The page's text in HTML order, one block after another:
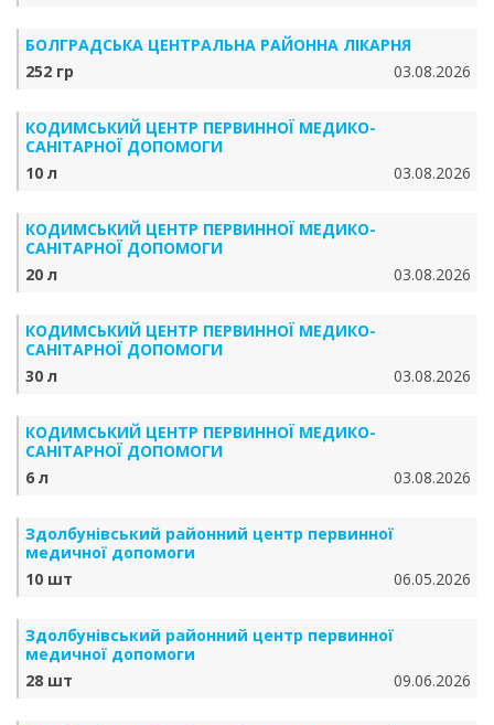
БОЛГРАДСЬКА ЦЕНТРАЛЬНА РАЙОННА ЛІКАРНЯ
252 гр
03.08.2026
КОДИМСЬКИЙ ЦЕНТР ПЕРВИННОЇ МЕДИКО-
САНІТАРНОЇ ДОПОМОГИ
10 л
03.08.2026
КОДИМСЬКИЙ ЦЕНТР ПЕРВИННОЇ МЕДИКО-
САНІТАРНОЇ ДОПОМОГИ
20 л
03.08.2026
КОДИМСЬКИЙ ЦЕНТР ПЕРВИННОЇ МЕДИКО-
САНІТАРНОЇ ДОПОМОГИ
30 л
03.08.2026
КОДИМСЬКИЙ ЦЕНТР ПЕРВИННОЇ МЕДИКО-
САНІТАРНОЇ ДОПОМОГИ
6 л
03.08.2026
Здолбунівський районний центр первинної
медичної допомоги
10 шт
06.05.2026
Здолбунівський районний центр первинної
медичної допомоги
28 шт
09.06.2026